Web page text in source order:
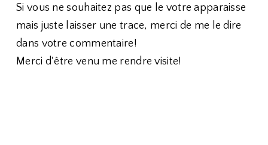
Si vous ne souhaitez pas que le votre apparaisse
mais juste laisser une trace, merci de me le dire
dans votre commentaire!
Merci d'être venu me rendre visite!